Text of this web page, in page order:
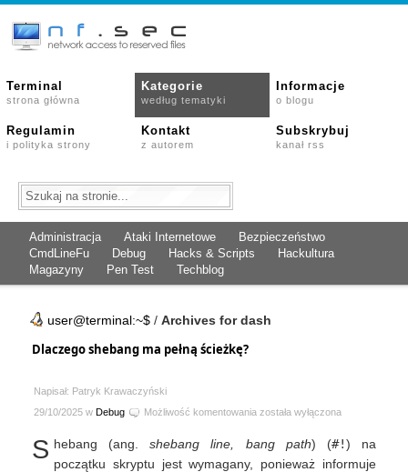
Terminal
strona główna
Kategorie
według tematyki
Informacje
o blogu
Regulamin
i polityka strony
Kontakt
z autorem
Subskrybuj
kanał rss
Administracja Ataki Internetowe
Bezpieczeństwo
CmdLineFu
Debug Hacks & Scripts
Hackultura
Magazyny
Pen Test Techblog
user@terminal:~$ / Archives for dash
Dlaczego shebang ma pełną ścieżkę?
Napisał: Patryk Krawaczyński
29/10/2025 w Debug Możliwość komentowania Dlaczego
ma
pełną
została wyłączona
S hebang (ang.shebang line, bang path) (#!) na
początku skryptu jest wymagany, ponieważ informuje